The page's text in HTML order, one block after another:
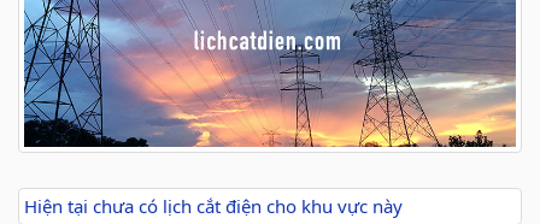
Hiện tại chưa có lịch cắt điện cho khu vực này